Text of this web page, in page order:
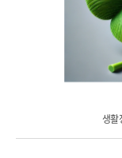
생